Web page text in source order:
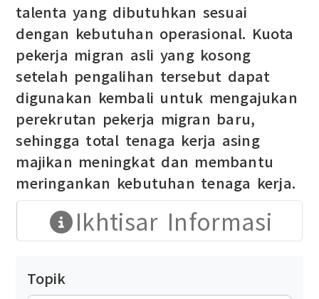
talenta yang dibutuhkan sesuai
dengan kebutuhan operasional. Kuota
pekerja migran asli yang kosong
setelah pengalihan tersebut dapat
digunakan kembali untuk mengajukan
perekrutan pekerja migran baru,
sehingga total tenaga kerja asing
majikan meningkat dan membantu
meringankan kebutuhan tenaga kerja.
Ikhtisar Informasi
Topik